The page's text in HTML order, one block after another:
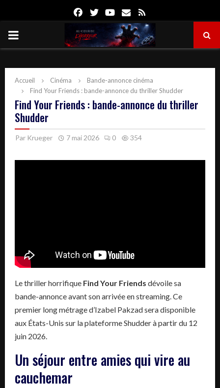
FacebookTwitterYoutube
Email
PRIMARY
Accueil Cinéma
Bande-annonce cinéma
Find Your Friends : bande-annonce du thriller Shudder
Find Your Friends : bande-annonce du thriller
Shudder
Par Krueger 7 mai 2026 0 354
Le thriller horrifique Find Your Friends dévoile sa
bande-annonce avant son arrivée en streaming. Ce
premier long métrage d’Izabel Pakzad sera disponible
aux États-Unis sur la plateforme Shudder à partir du 12
juin 2026.
Un séjour entre amies qui vire au
cauchemar